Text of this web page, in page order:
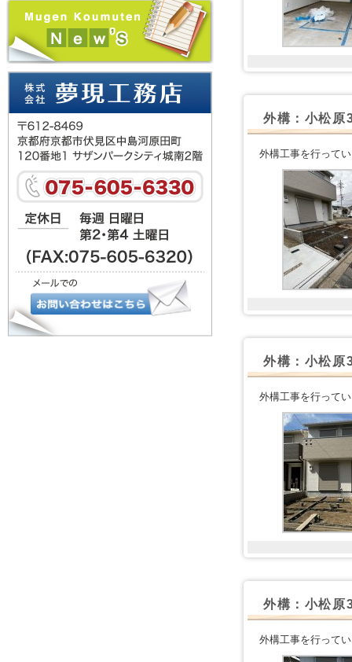
外構：小松原
外構工事を行って
外構：小松原
外構工事を行って
外構：小松原
外構工事を行って